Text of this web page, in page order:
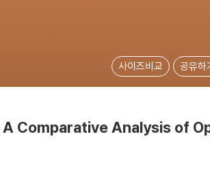
사이즈비교 공유하
Comparative Analysis of